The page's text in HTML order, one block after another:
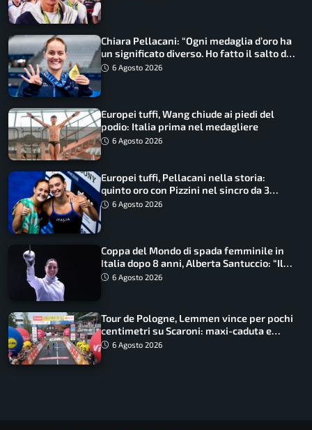
Chiara Pellacani: “Ogni medaglia d’oro ha
un significato diverso. Ho fatto il salto di
qualità”
6 Agosto 2026
Europei tuffi, Wang chiude ai piedi del
podio: Italia prima nel medagliere
6 Agosto 2026
Europei tuffi, Pellacani nella storia:
quinto oro con Pizzini nel sincro da 3
metri
6 Agosto 2026
Coppa del Mondo di spada femminile in
Italia dopo 8 anni, Alberta Santuccio: “Il
lavoro dà sempre i suoi frutti”
6 Agosto 2026
Tour de Pologne, Lemmen vince per pochi
centimetri su Scaroni: maxi-caduta e
tappa accorciata
6 Agosto 2026